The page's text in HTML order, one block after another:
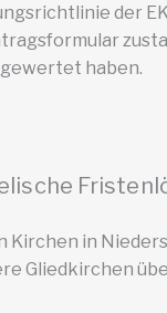
der
haben.
Kirchen in
Gliedkirchen